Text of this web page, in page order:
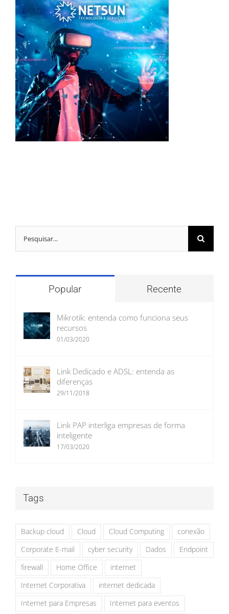
Popular Recente
Mikrotik: entenda como funciona seus
recursos
01/03/2020
Link Dedicado e ADSL: entenda as
diferenças
29/11/2018
Link PAP interliga empresas de forma
inteligente
17/03/2020
Tags
Backup cloud Cloud Cloud Computing
conexão
Corporate E-mail
cyber security Dados
Endpoint
firewall
Home Office
internet
Internet Corporativa
internet dedicada
Internet para Empresas
Internet para eventos